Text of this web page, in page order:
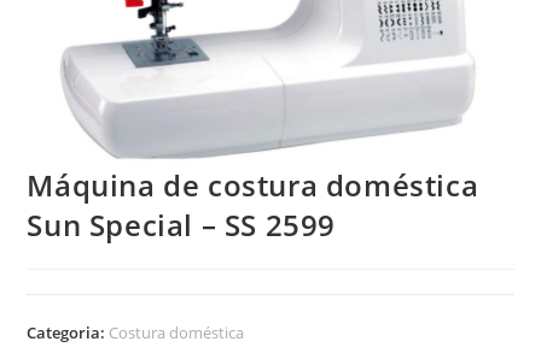
Máquina de costura doméstica
Sun Special – SS 2599
Categoria: Costura doméstica